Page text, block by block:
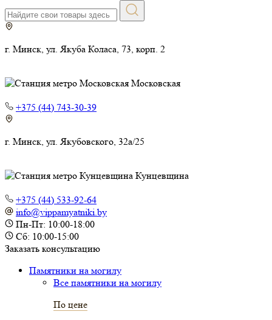
г. Минск, ул. Якуба Коласа, 73, корп. 2
Московская
+375 (44) 743-30-39
г. Минск, ул. Якубовского, 32а/25
Кунцевщина
+375 (44) 533-92-64
info@vippamyatniki.by
Пн-Пт: 10:00-18:00
Сб: 10:00-15:00
Заказать консультацию
Памятники на могилу
Все памятники на могилу
По цене